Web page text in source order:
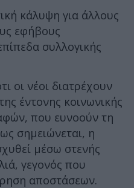
κάλυψη για άλλους
εφήβους
συλλογικής
οι νέοι διατρέχουν
έντονης κοινωνικής
που ευνοούν τη
σημειώνεται, η
μέσω στενής
γεγονός που
αποστάσεων.